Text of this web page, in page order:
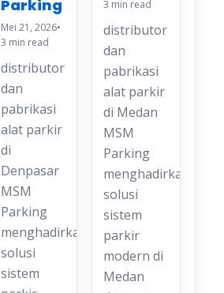
Parking
Mei 21, 2026•
3 min read
distributor
dan
pabrikasi
alat parkir
di
Denpasar
MSM
Parking
menghadirkan
solusi
sistem
3 min read
distributor
dan
pabrikasi
alat parkir
di Medan
MSM
Parking
menghadirkan
solusi
sistem
parkir
modern di
Medan